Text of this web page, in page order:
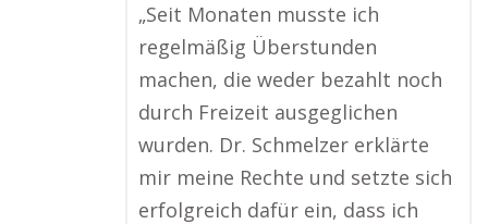
„Seit Monaten musste ich
regelmäßig Überstunden
machen, die weder bezahlt noch
durch Freizeit ausgeglichen
wurden. Dr. Schmelzer erklärte
mir meine Rechte und setzte sich
erfolgreich dafür ein, dass ich